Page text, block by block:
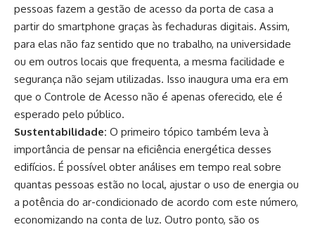
pessoas fazem a gestão de acesso da porta de casa a
partir do smartphone graças às fechaduras digitais. Assim,
para elas não faz sentido que no trabalho, na universidade
ou em outros locais que frequenta, a mesma facilidade e
segurança não sejam utilizadas. Isso inaugura uma era em
que o Controle de Acesso não é apenas oferecido, ele é
esperado pelo público.
Sustentabilidade: O primeiro tópico também leva à
importância de pensar na eficiência energética desses
edifícios. É possível obter análises em tempo real sobre
quantas pessoas estão no local, ajustar o uso de energia ou
a potência do ar-condicionado de acordo com este número,
economizando na conta de luz. Outro ponto, são os